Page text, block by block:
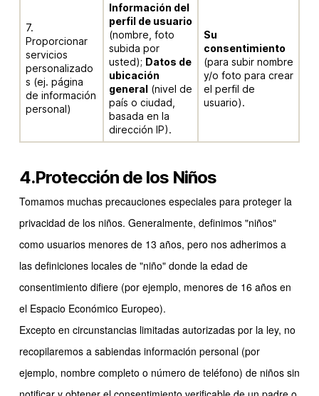
7.
Proporcionar
servicios
personalizado
s (ej. página
de información
personal)
Información del
perfil de usuario
(nombre, foto
subida por
usted); Datos de
ubicación
general(nivel de
país o ciudad,
basada en la
dirección IP).
Su
consentimiento
(para subir nombre
y/o foto para crear
el perfil de
usuario).
4.Protección de los Niños
Tomamos muchas precauciones especiales para proteger la
privacidad de los niños. Generalmente, definimos "niños"
como usuarios menores de 13 años, pero nos adherimos a
las definiciones locales de "niño" donde la edad de
consentimiento difiere (por ejemplo, menores de 16 años en
el Espacio Económico Europeo).
Excepto en circunstancias limitadas autorizadas por la ley, no
recopilaremos a sabiendas información personal (por
ejemplo, nombre completo o número de teléfono) de niños sin